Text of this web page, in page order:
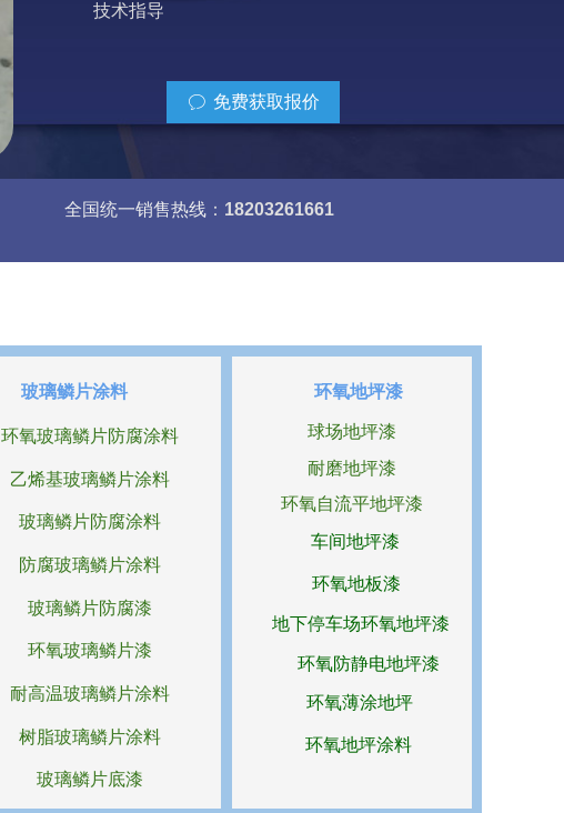
技术指导
ꂖ 免费获取报价
全国统一销售热线 ： 18203261661
环氧地坪漆
车间地坪漆
球场地坪漆
耐磨地坪漆
环氧自流平地坪漆
环氧地板漆
地下停车场环氧地坪漆
环氧防静电地坪漆
环氧薄涂地坪
环氧地坪涂料
玻璃鳞片涂料
环氧玻璃鳞片防腐涂料
乙烯基玻璃鳞片涂料
玻璃鳞片防腐涂料
防腐玻璃鳞片涂料
玻璃鳞片防腐漆
环氧玻璃鳞片漆
耐高温玻璃鳞片涂料
树脂玻璃鳞片涂料
玻璃鳞片底漆